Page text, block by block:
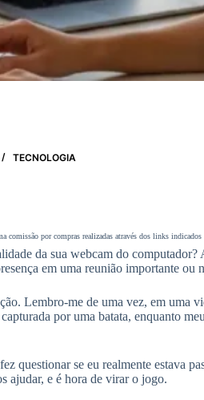
TECNOLOGIA
comissão por compras realizadas através dos links
da sua webcam do computador?
em uma reunião importante ou
Lembro-me de uma vez, em uma
por uma batata, enquanto
questionar se eu realmente estava
ajudar, e é hora de virar o jogo.